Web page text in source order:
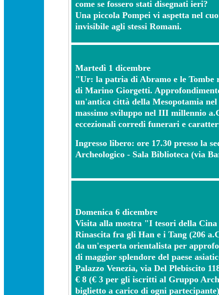
come se fossero stati disegnati ieri?
Una piccola Pompei vi aspetta nel
invisibile agli stessi Romani.
Martedì 1 dicembre
"Ur: la patria di Abramo e le
di Marino Giorgetti.
un'antica città della Mesopotamia
massimo sviluppo nel III millennio
eccezionali corredi funerari e
Ingresso libero: ore 17.30 presso la
Archeologico - Sala Biblioteca (via
Domenica 6 dicembre
Visita alla mostra "I tesori della Cina
Rinascita fra gli Han e i Tang (206
da un'esperta orientalista per
di maggior splendore del paese
Palazzo Venezia, via Del Plebiscito
€ 8 (€ 3 per gli iscritti al Gruppo
biglietto a carico di ogni partecipante)